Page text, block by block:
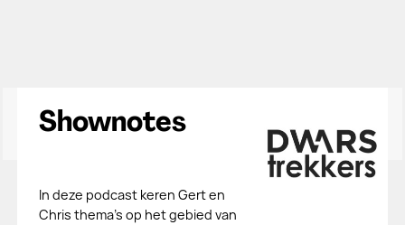
Shownotes
In deze podcast keren Gert en
Chris thema’s op het gebied van